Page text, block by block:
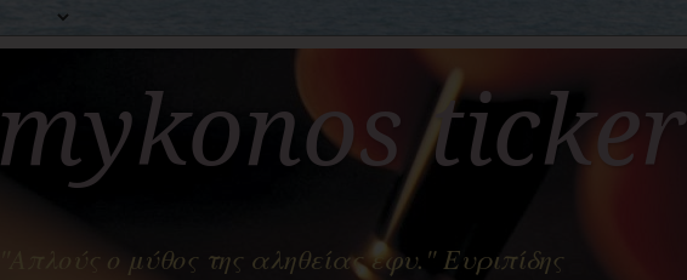
mykonos ticker
"Απλούς ο μύθος της αληθείας έφυ." Ευριπίδης